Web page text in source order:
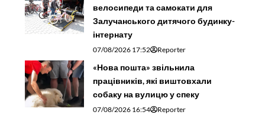
велосипеди та самокати для
Залучанського дитячого будинку-
інтернату
07/08/2026 17:52 Reporter
«Нова пошта» звільнила
працівників, які виштовхали
собаку на вулицю у спеку
07/08/2026 16:54 Reporter